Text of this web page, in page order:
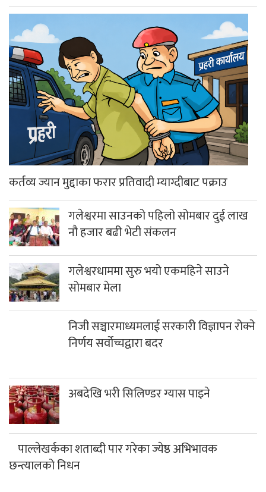
कर्तव्य ज्यान मुद्दाका फरार प्रतिवादी म्याग्दीबाट पक्राउ
गलेश्वरमा साउनको पहिलो सोमबार दुई लाख
नौ हजार बढी भेटी संकलन
गलेश्वरधाममा सुरु भयो एकमहिने साउने
सोमबार मेला
निजी सञ्चारमाध्यमलाई सरकारी विज्ञापन रोक्ने निर्णय
सर्वोच्चद्वारा बदर
अबदेखि भरी सिलिण्डर ग्यास पाइने
पाल्लेखर्कका शताब्दी पार गरेका ज्येष्ठ अभिभावक
छन्त्यालको निधन